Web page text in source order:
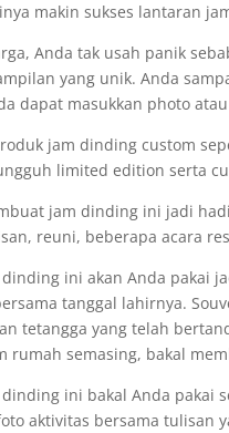
makin sukses lantaran
Anda tak usah panik
yang unik. Anda
dapat masukkan photo
jam dinding custom
limited edition serta
jam dinding ini jadi
reuni, beberapa acara
ini akan Anda pakai
tanggal lahirnya.
tetangga yang telah
rumah semasing, bakal
ini bakal Anda pakai
aktivitas bersama tulisan